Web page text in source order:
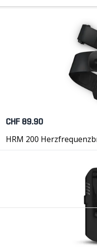
CHF 89.90
HRM 200